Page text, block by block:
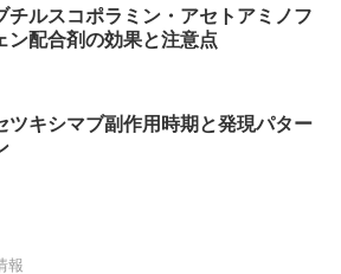
チルスコポラミン・アセトアミノフ
ン配合剤の効果と注意点
ツキシマブ副作用時期と発現パター
報